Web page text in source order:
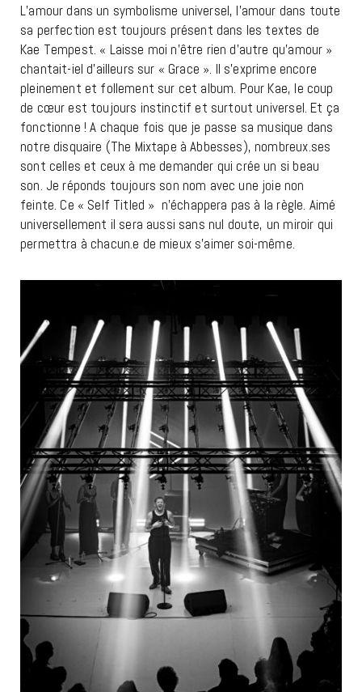
L’amour dans un symbolisme universel, l’amour dans toute
sa perfection est toujours présent dans les textes de
Kae Tempest. « Laisse moi n’être rien d’autre qu’amour »
chantait-iel d’ailleurs sur « Grace ». Il s’exprime encore
pleinement et follement sur cet album. Pour Kae, le coup
de cœur est toujours instinctif et surtout universel. Et ça
fonctionne ! A chaque fois que je passe sa musique dans
notre disquaire (The Mixtape à Abbesses), nombreux.ses
sont celles et ceux à me demander qui crée un si beau
son. Je réponds toujours son nom avec une joie non
feinte. Ce « Self Titled » n’échappera pas à la règle. Aimé
universellement il sera aussi sans nul doute, un miroir qui
permettra à chacun.e de mieux s’aimer soi-même.